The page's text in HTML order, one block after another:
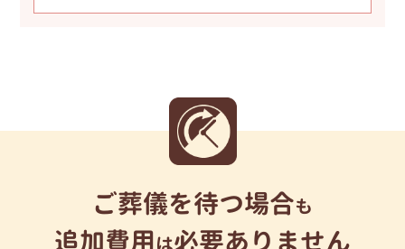
ご葬儀を待つ場合も
追加費用は必要ありません